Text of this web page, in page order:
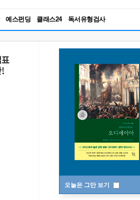
예스펀딩 클래스24
RBTI Lab
독서유형검사
오늘은 그만 보기